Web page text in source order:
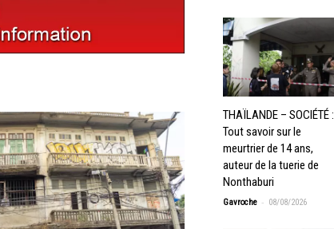
THAÏLANDE – SOCIÉTÉ :
Tout savoir sur le
meurtrier de 14 ans,
auteur de la tuerie de
Nonthaburi
Gavroche - 08/08/2026